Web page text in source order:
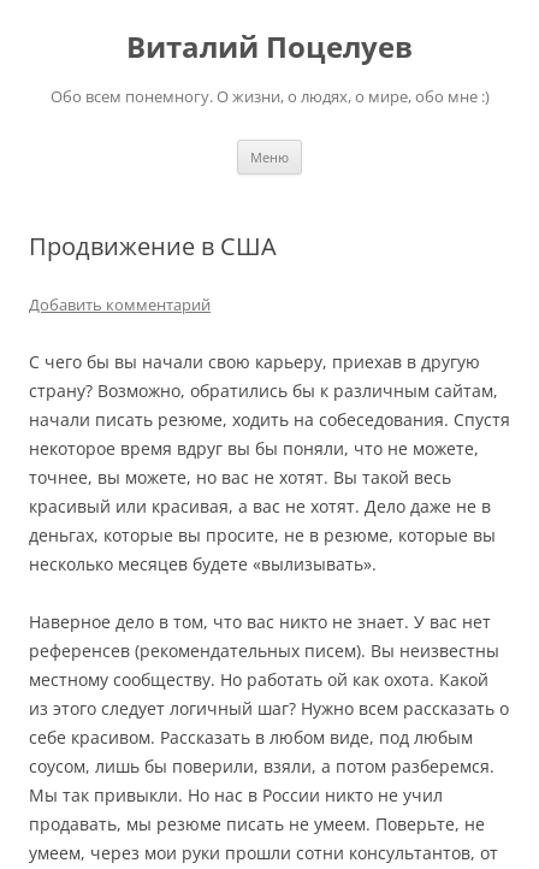
содержимомуВиталий Поцелуев
Обо всем понемногу. О жизни, о людях, о мире, обо мне :)
Меню
Продвижение в США
Добавить комментарий
С чего бы вы начали свою карьеру, приехав в другую
страну? Возможно, обратились бы к различным сайтам,
начали писать резюме, ходить на собеседования. Спустя
некоторое время вдруг вы бы поняли, что не можете,
точнее, вы можете, но вас не хотят. Вы такой весь
красивый или красивая, а вас не хотят. Дело даже не в
деньгах, которые вы просите, не в резюме, которые вы
несколько месяцев будете «вылизывать».
Наверное дело в том, что вас никто не знает. У вас нет
референсев (рекомендательных писем). Вы неизвестны
местному сообществу. Но работать ой как охота. Какой
из этого следует логичный шаг? Нужно всем рассказать о
себе красивом. Рассказать в любом виде, под любым
соусом, лишь бы поверили, взяли, а потом разберемся.
Мы так привыкли. Но нас в России никто не учил
продавать, мы резюме писать не умеем. Поверьте, не
умеем, через мои руки прошли сотни консультантов, от